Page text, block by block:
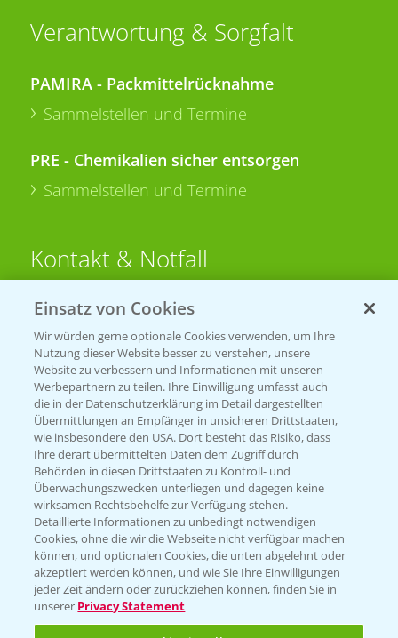
Verantwortung & Sorgfalt
PAMIRA - Packmittelrücknahme
Sammelstellen und Termine
PRE - Chemikalien sicher entsorgen
Sammelstellen und Termine
Kontakt & Notfall
Beratung auf WhatsApp
T.+49 (0)174 346 564 1
KONTAKT
Hilfe in Notfällen
T.+49 (0)214/30-20220
Folgen Sie uns
Einsatz von Cookies
Wir würden gerne optionale Cookies verwenden, um Ihre
Nutzung dieser Website besser zu verstehen, unsere
Website zu verbessern und Informationen mit unseren
Werbepartnern zu teilen. Ihre Einwilligung umfasst auch
die in der Datenschutzerklärung im Detail dargestellten
Übermittlungen an Empfänger in unsicheren Drittstaaten,
wie insbesondere den USA. Dort besteht das Risiko, dass
Ihre derart übermittelten Daten dem Zugriff durch
Behörden in diesen Drittstaaten zu Kontroll- und
Überwachungszwecken unterliegen und dagegen keine
wirksamen Rechtsbehelfe zur Verfügung stehen.
Detaillierte Informationen zu unbedingt notwendigen
Cookies, ohne die wir die Webseite nicht verfügbar machen
können, und optionalen Cookies, die unten abgelehnt oder
akzeptiert werden können, und wie Sie Ihre Einwilligungen
jeder Zeit ändern oder zurückziehen können, finden Sie in
unserer Privacy Statement